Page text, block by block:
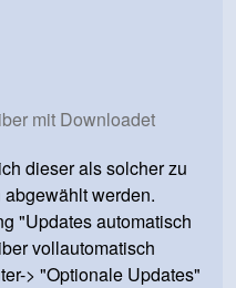
mit Downloadet
dieser als solcher zu
werden.
"Updates automatisch
vollautomatisch
> "Optionale Updates"